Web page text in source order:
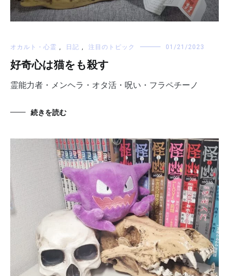
オカルト・心霊 , 日記 , 注目のトピック 01/21/2023
好奇心は猫をも殺す
霊能力者・メンヘラ・オタ活・呪い・フラペチーノ
続きを読む